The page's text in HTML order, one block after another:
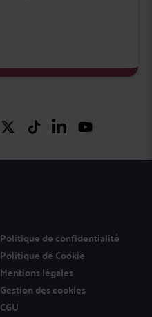
Politique de confidentialité
Politique de Cookie
Mentions légales
Gestion des cookies
CGU